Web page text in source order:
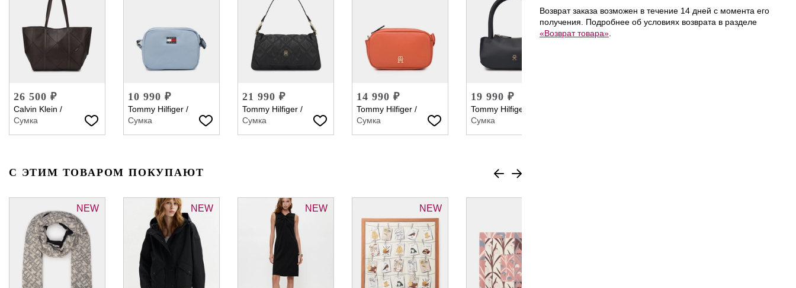
26 500 ₽
Calvin Klein /
Сумка
10 990 ₽
Tommy Hilfiger /
Сумка
21 990 ₽
Tommy Hilfiger /
Сумка
14 990 ₽
Tommy Hilfiger /
Сумка
19 990 ₽
Tommy Hilfiger
Сумка
С ЭТИМ ТОВАРОМ ПОКУПАЮТ
NEW NEW NEW NEW
Возврат заказа возможен в течение 14 дней с момента его
получения. Подробнее об условиях возврата в разделе
«Возврат товара»